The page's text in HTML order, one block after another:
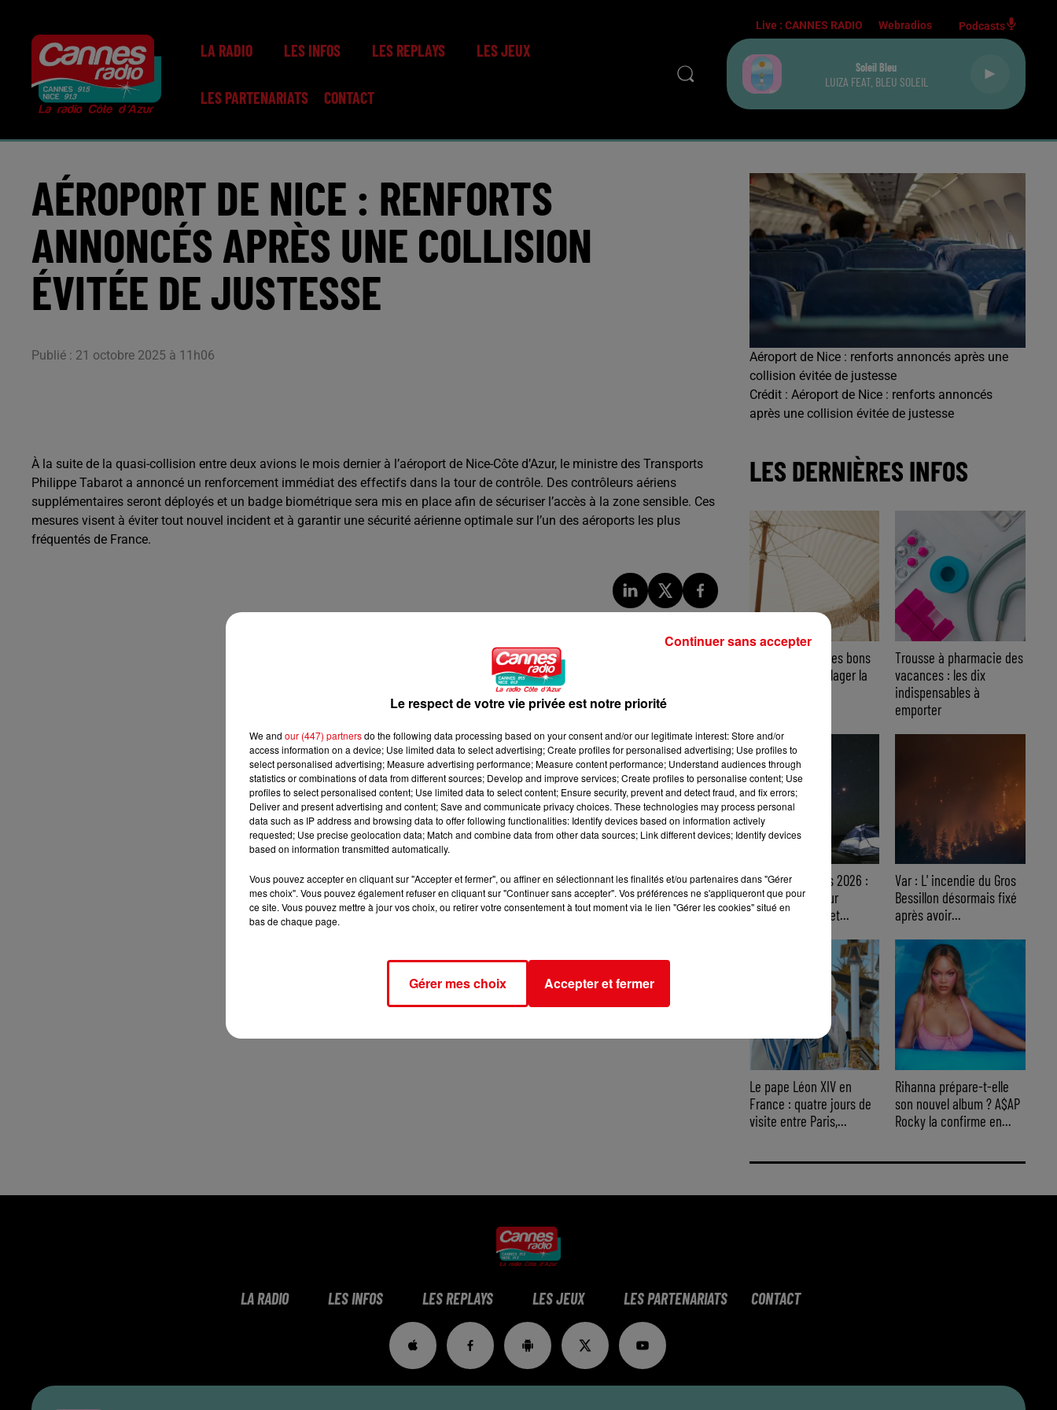
LA RADIO LES INFOS LES REPLAYS LES JEUX
LES PARTENARIATS CONTACT
Live :CANNES RADIO Webradios Podcasts
Soleil Bleu
LUIZA FEAT. BLEU SOLEIL
AÉROPORT DE NICE : RENFORTS
ANNONCÉS APRÈS UNE COLLISION
ÉVITÉE DE JUSTESSE
Publié : 21 octobre 2025 à 11h06
Aéroport de Nice : renforts annoncés après une
collision évitée de justesse
Crédit : Aéroport de Nice : renforts annoncés
après une collision évitée de justesse
À la suite de la quasi-collision entre deux avions le mois dernier à l’aéroport de Nice-Côte d’Azur, le ministre des Transports
Philippe Tabarot a annoncé un renforcement immédiat des effectifs dans la tour de contrôle. Des contrôleurs aériens
supplémentaires seront déployés et un badge biométrique sera mis en place afin de sécuriser l’accès à la zone sensible. Ces
mesures visent à éviter tout nouvel incident et à garantir une sécurité aérienne optimale sur l’un des aéroports les plus
fréquentés de France.
LES DERNIÈRES INFOS
Coup de soleil : les bons
gestes pour soulager la
Trousse à pharmacie des
vacances : les dix
indispensables à
emporter
Nuits des étoiles 2026 :
trois soirées pour
observer le ciel et...
Var : L' incendie du Gros
Bessillon désormais fixé
après avoir...
Le pape Léon XIV en
France : quatre jours de
visite entre Paris,...
Rihanna prépare-t-elle
son nouvel album ? A$AP
Rocky la confirme en...
LA RADIO LES INFOS LES REPLAYS LES JEUX LES PARTENARIATS CONTACT
Le respect de votre vie privée est notre priorité
We and our (447) partnersdo the following data processing based on your consent and/or our legitimate interest: Store and/or
access information on a device; Use limited data to select advertising; Create profiles for personalised advertising; Use profiles to
select personalised advertising; Measure advertising performance; Measure content performance; Understand audiences through
statistics or combinations of data from different sources; Develop and improve services; Create profiles to personalise content; Use
profiles to select personalised content; Use limited data to select content; Ensure security, prevent and detect fraud, and fix errors;
Deliver and present advertising and content; Save and communicate privacy choices. These technologies may process personal
data such as IP address and browsing data to offer following functionalities: Identify devices based on information actively
requested; Use precise geolocation data; Match and combine data from other data sources; Link different devices; Identify devices
based on information transmitted automatically.
Vous pouvez accepter en cliquant sur "Accepter et fermer", ou affiner en sélectionnant les finalités et/ou partenaires dans "Gérer
mes choix". Vous pouvez également refuser en cliquant sur "Continuer sans accepter". Vos préférences ne s'appliqueront que pour
ce site. Vous pouvez mettre à jour vos choix, ou retirer votre consentement à tout moment via le lien "Gérer les cookies" situé en
bas de chaque page.
Gérer mes choix Accepter et fermer
Continuer sans accepter